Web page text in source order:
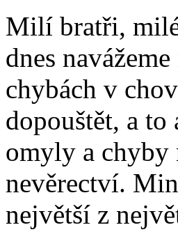
Milí bratři,
dnes
chybách v
dopouštět, a
omyly a chyby
nevěrectví.
největší z